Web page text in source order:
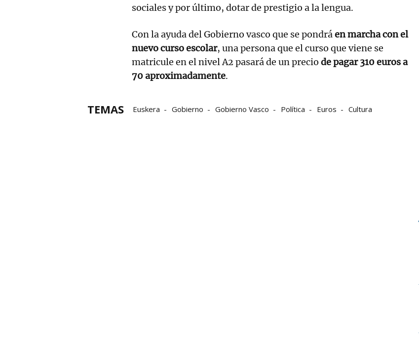
sociales y por último, dotar de prestigio a la lengua.
Con la ayuda del Gobierno vasco que se pondráen marcha con el
nuevo curso escolar, una persona que el curso que viene se
matricule en el nivel A2 pasará de un precio de pagar 310 euros a
70 aproximadamente.
TEMAS Euskera Gobierno Gobierno Vasco Política Euros Cultura